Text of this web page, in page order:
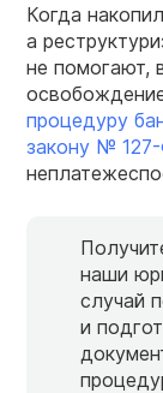
Когда
а
не помогают,
процедуру
закону №
наши
случай
и